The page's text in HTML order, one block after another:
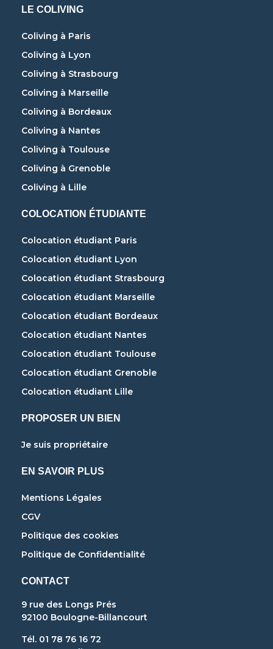
LE COLIVING
Coliving à Paris
Coliving à Lyon
Coliving à Strasbourg
Coliving à Marseille
Coliving à Bordeaux
Coliving à Nantes
Coliving à Toulouse
Coliving à Grenoble
Coliving à Lille
COLOCATION ÉTUDIANTE
Colocation étudiant Paris
Colocation étudiant Lyon
Colocation étudiant Strasbourg
Colocation étudiant Marseille
Colocation étudiant Bordeaux
Colocation étudiant Nantes
Colocation étudiant Toulouse
Colocation étudiant Grenoble
Colocation étudiant Lille
PROPOSER UN BIEN
Je suis propriétaire
EN SAVOIR PLUS
Mentions Légales
CGV
Politique des cookies
Politique de Confidentialité
CONTACT
9 rue des Longs Prés
92100 Boulogne-Billancourt
Tél. 01 78 76 16 72